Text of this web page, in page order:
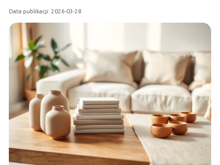
Data publikacji: 2026-03-28